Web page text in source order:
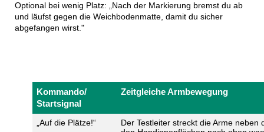
Optional bei wenig Platz: „Nach der Markierung bremst du ab
und läufst gegen die Weichbodenmatte, damit du sicher
abgefangen wirst."
Kommando/
Startsignal
Zeitgleiche Armbewegung
„Auf die Plätze!“
Der Testleiter streckt die Arme neben